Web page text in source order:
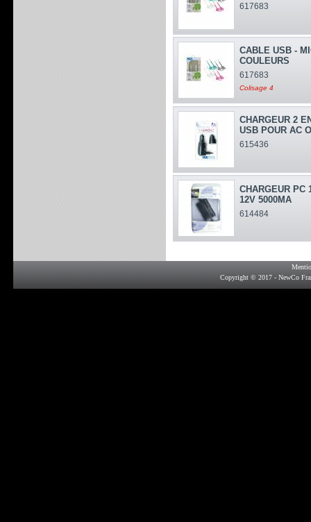
617683
CABLE USB -
COULEURS
617683
Colisage 4
CHARGEUR 2
USB POUR AC
615436
CHARGEUR PC
12V 5000MA
614484
Copyright © 2017 - NewCo